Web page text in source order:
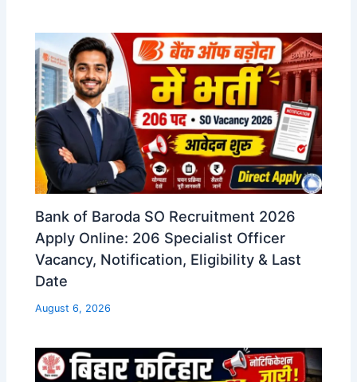
Bank of Baroda SO Recruitment 2026
Apply Online: 206 Specialist Officer
Vacancy, Notification, Eligibility & Last
Date
August 6, 2026